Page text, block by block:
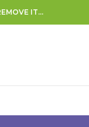
IT…